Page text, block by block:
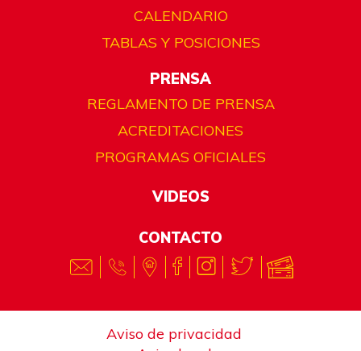
CALENDARIO
TABLAS Y POSICIONES
PRENSA
REGLAMENTO DE PRENSA
ACREDITACIONES
PROGRAMAS OFICIALES
VIDEOS
CONTACTO
Aviso de privacidad